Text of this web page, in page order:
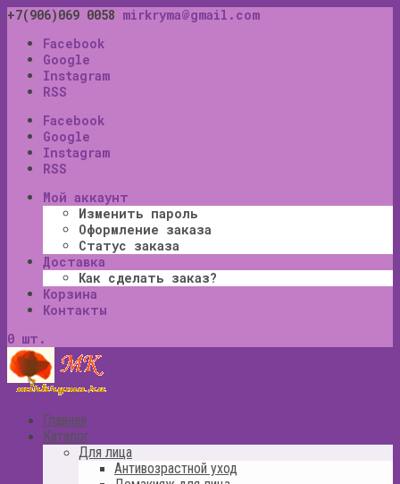
+7(906)069 0058 mirkryma@gmail.com
Facebook
Google
Instagram
RSS
Facebook
Google
Instagram
RSS
Мой аккаунт
Изменить пароль
Оформление заказа
Статус заказа
Доставка
Как сделать заказ?
Корзина
Контакты
0 шт.
Главная
Каталог
Для лица
Антивозрастной уход